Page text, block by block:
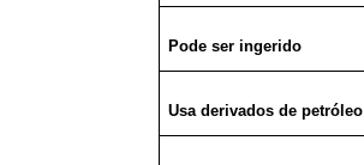
Pode ser ingerido
Usa derivados de petróleo